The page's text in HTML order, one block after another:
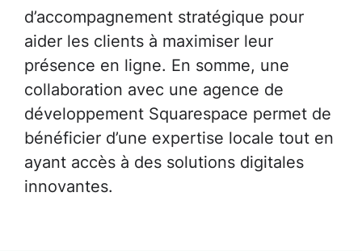
d’accompagnement stratégique pour
aider les clients à maximiser leur
présence en ligne. En somme, une
collaboration avec une agence de
développement Squarespace permet de
bénéficier d’une expertise locale tout en
ayant accès à des solutions digitales
innovantes.